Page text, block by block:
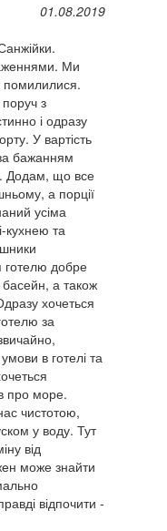
01.08.2019
Ми
помилилися.
з
і одразу
У вартість
бажанням
Додам, що все
а порції
усіма
кухнею та
готелю добре
а також
хочеться
за
в готелі та
про море.
чистотою,
у воду. Тут
від
може знайти
відпочити -